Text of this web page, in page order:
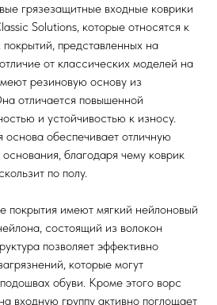
грязезащитные входные коврики
Solutions, которые относятся к
представленных на
от классических моделей на
резиновую основу из
отличается повышенной
и устойчивостью к износу.
основа обеспечивает отличную
благодаря чему коврик
по полу.
покрытия имеют мягкий нейлоновый
состоящий из волокон
позволяет эффективно
которые могут
обуви. Кроме этого ворс
входную группу активно поглощает